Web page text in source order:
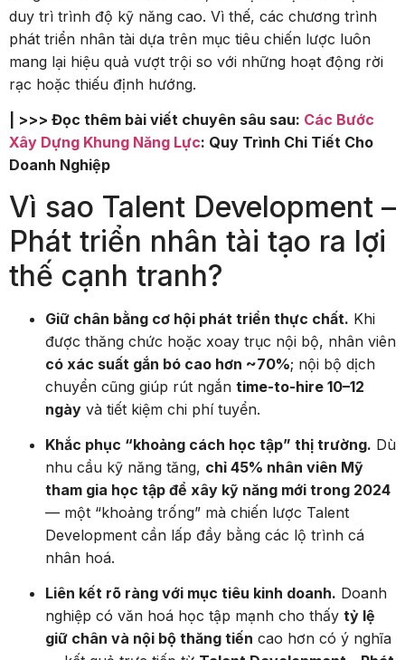
duy trì trình độ kỹ năng cao. Vì thế, các chương trình
phát triển nhân tài dựa trên mục tiêu chiến lược luôn
mang lại hiệu quả vượt trội so với những hoạt động rời
rạc hoặc thiếu định hướng.
| >>> Đọc thêm bài viết chuyên sâu sau: Các Bước
Xây Dựng Khung Năng Lực: Quy Trình Chi Tiết Cho
Doanh Nghiệp
Vì sao Talent Development –
Phát triển nhân tài tạo ra lợi
thế cạnh tranh?
Giữ chân bằng cơ hội phát triển thực chất. Khi
được thăng chức hoặc xoay trục nội bộ, nhân viên
có xác suất gắn bó cao hơn ~70%; nội bộ dịch
chuyển cũng giúp rút ngắn time-to-hire 10–12
ngày và tiết kiệm chi phí tuyển.
Khắc phục “khoảng cách học tập” thị trường. Dù
nhu cầu kỹ năng tăng, chỉ 45% nhân viên Mỹ
tham gia học tập để xây kỹ năng mới trong 2024
— một “khoảng trống” mà chiến lược Talent
Development cần lấp đầy bằng các lộ trình cá
nhân hoá.
Liên kết rõ ràng với mục tiêu kinh doanh. Doanh
nghiệp có văn hoá học tập mạnh cho thấy tỷ lệ
giữ chân và nội bộ thăng tiến cao hơn có ý nghĩa